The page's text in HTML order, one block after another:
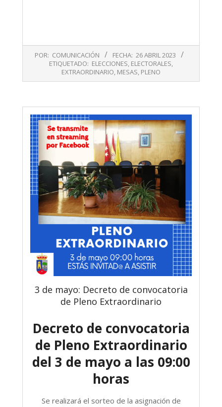
POR: COMUNICACIÓN FECHA: 26 ABRIL 2023
ETIQUETADO: ELECCIONES, ELECTORALES,
EXTRAORDINARIO, MESAS, PLENO
3 de mayo: Decreto de convocatoria
de Pleno Extraordinario
Decreto de convocatoria
de Pleno Extraordinario
del 3 de mayo a las 09:00
horas
Se realizará el sorteo de la asignación de